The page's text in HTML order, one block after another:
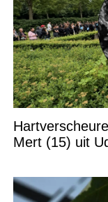
Mert (15) uit